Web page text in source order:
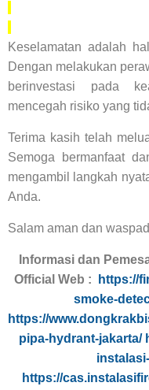
Keselamatan adalah
Dengan melakukan
berinvestasi pada
mencegah risiko yang
Terima kasih telah
Semoga bermanfaat
mengambil langkah
Anda.
Salam aman dan
Informasi dan
Official Web :
https://
smoke-
https://
pipa-hydrant-jakarta/
https://